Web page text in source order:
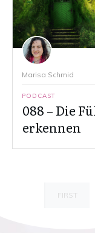
Marisa Schmid
PODCAST
088 – Die
erkennen
FIRST